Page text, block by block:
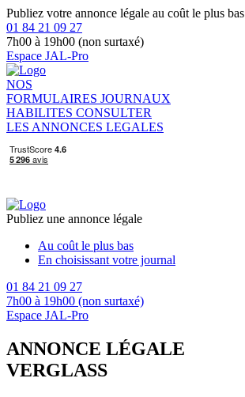
Publiez votre annonce légale au coût le plus bas
01 84 21 09 27
7h00 à 19h00 (non surtaxé)
Espace JAL-Pro
NOS
FORMULAIRES JOURNAUX
HABILITES CONSULTER
LES ANNONCES LEGALES
Publiez une annonce légale
Au coût le plus bas
En choisissant votre journal
01 84 21 09 27
7h00 à 19h00 (non surtaxé)
Espace JAL-Pro
ANNONCE LÉGALE
VERGLASS